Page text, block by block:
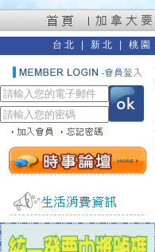
台北 新北 桃園